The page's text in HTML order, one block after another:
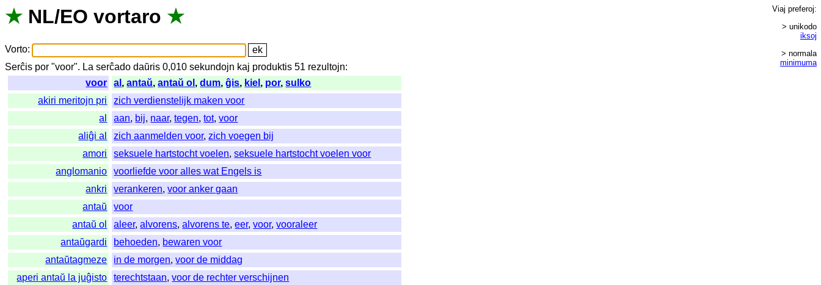
★ NL/EO vortaro ★
Vorto:
Serĉis por "voor". La serĉado daŭris 0,010sekundojn kaj produktis 51 rezultojn:
voor
al ,antaŭ,antaŭ ol ,dum,ĝis, kiel , por,sulko
akiri meritojn pri
zich verdienstelijk maken voor
al
aan, bij, naar,tegen,tot,voor
aliĝi al
zich aanmelden voor,zich voegen bij
amori
seksuele hartstocht voelen,seksuele hartstocht voelen voor
anglomanio
voorliefde voor alles wat Engels is
ankri
verankeren,voor anker gaan
antaŭ
voor
antaŭ ol
aleer,alvorens,alvorens te,eer,voor,vooraleer
antaŭgardi
behoeden, bewaren voor
antaŭtagmeze
in de morgen,voor de middag
aperi antaŭ la juĝisto
terechtstaan,voor de rechter verschijnen
Viaj preferoj:
> unikodo
iksoj
> normala
minimuma